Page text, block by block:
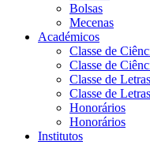
Bolsas
Mecenas
Académicos
Classe de
Classe de
Classe de Letras
Classe de Letras
Honorários
Honorários
Institutos